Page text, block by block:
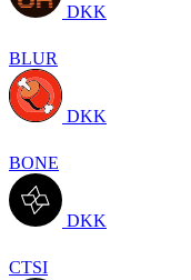
DKK
BLUR
DKK
BONE
DKK
CTSI